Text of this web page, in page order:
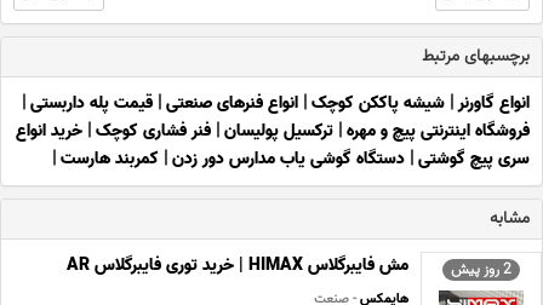
برچسبهای مرتبط
انواع گاورنر| شیشه پاککن کوچک| انواع فنرهای صنعتی| قیمت پله داربستی|
فروشگاه اینترنتی پیچ و مهره| ترکسیل پولیسان| فنر فشاری کوچک| خرید انواع
سری پیچ گوشتی| دستگاه گوشی یاب مدارس دور زدن| کمربند هارست|
مشابه
2 روز پیش مش فایبرگلاس HIMAX | خرید توری فایبرگلاس AR
هایمکس- صنعت